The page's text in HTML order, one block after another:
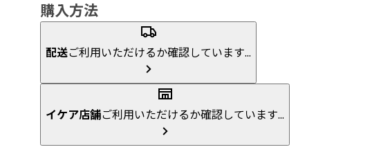
購入方法
配送ご利用いただけるか確認しています...
イケア店舗ご利用いただけるか確認しています...